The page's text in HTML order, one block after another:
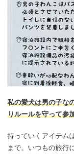
私の愛犬は男の子な
りルールを守って参
持っていくアイテム
まで。いつもの旅行